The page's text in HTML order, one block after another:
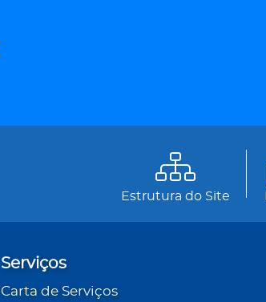
Estrutura do Site
Serviços
Carta de Serviços